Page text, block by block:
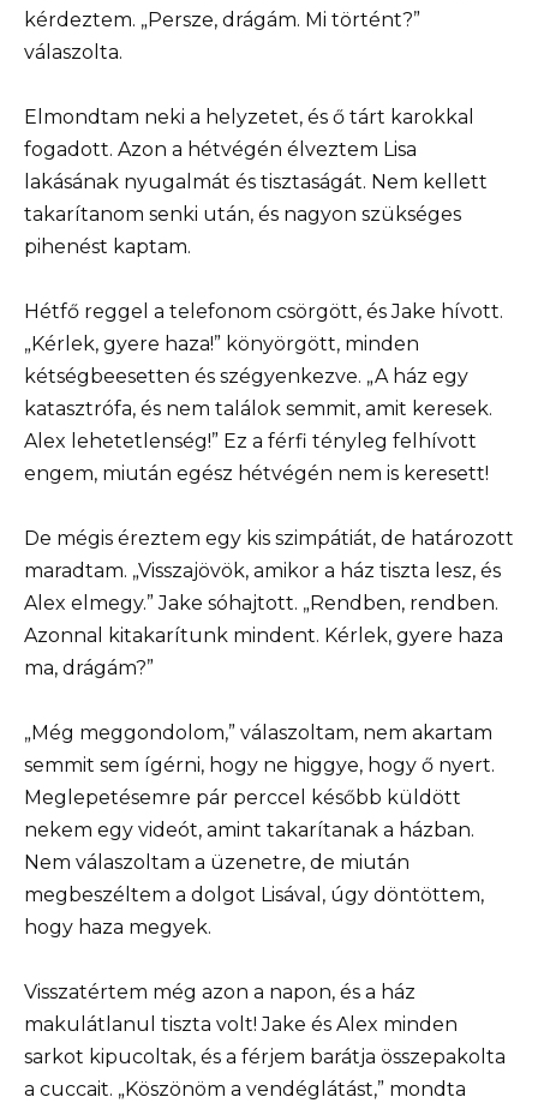
kérdeztem. „Persze, drágám. Mi történt?”
válaszolta.
Elmondtam neki a helyzetet, és ő tárt karokkal
fogadott. Azon a hétvégén élveztem Lisa
lakásának nyugalmát és tisztaságát. Nem kellett
takarítanom senki után, és nagyon szükséges
pihenést kaptam.
Hétfő reggel a telefonom csörgött, és Jake hívott.
„Kérlek, gyere haza!” könyörgött, minden
kétségbeesetten és szégyenkezve. „A ház egy
katasztrófa, és nem találok semmit, amit keresek.
Alex lehetetlenség!” Ez a férfi tényleg felhívott
engem, miután egész hétvégén nem is keresett!
De mégis éreztem egy kis szimpátiát, de határozott
maradtam. „Visszajövök, amikor a ház tiszta lesz, és
Alex elmegy.” Jake sóhajtott. „Rendben, rendben.
Azonnal kitakarítunk mindent. Kérlek, gyere haza
ma, drágám?”
„Még meggondolom,” válaszoltam, nem akartam
semmit sem ígérni, hogy ne higgye, hogy ő nyert.
Meglepetésemre pár perccel később küldött
nekem egy videót, amint takarítanak a házban.
Nem válaszoltam a üzenetre, de miután
megbeszéltem a dolgot Lisával, úgy döntöttem,
hogy haza megyek.
Visszatértem még azon a napon, és a ház
makulátlanul tiszta volt! Jake és Alex minden
sarkot kipucoltak, és a férjem barátja összepakolta
a cuccait. „Köszönöm a vendéglátást,” mondta